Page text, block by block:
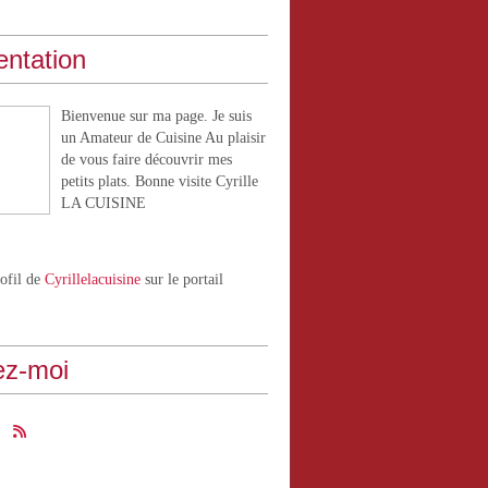
Bienvenue sur ma page. Je suis
un Amateur de Cuisine Au plaisir
de vous faire découvrir mes
petits plats. Bonne visite Cyrille
LA CUISINE
de Cyrillelacuisine sur le portail
moi